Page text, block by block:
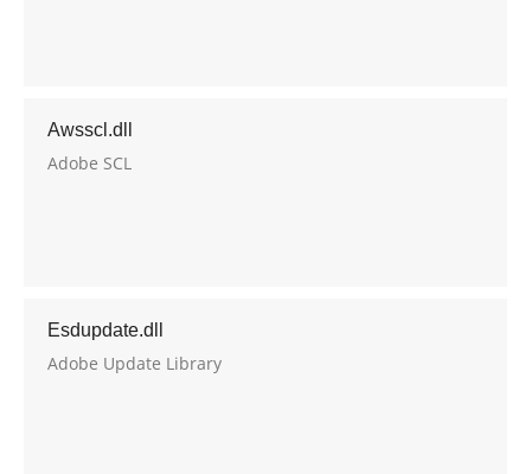
Awsscl.dll
Adobe SCL
Esdupdate.dll
Adobe Update Library